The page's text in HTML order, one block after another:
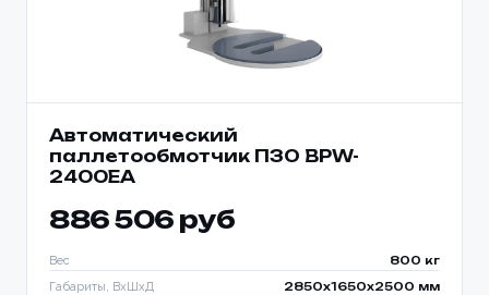
Автоматический
паллетообмотчик ПЗО BPW-
2400EA
886 506 руб
Вес 800 кг
Габариты, ВхШхД 2850х1650х2500 мм